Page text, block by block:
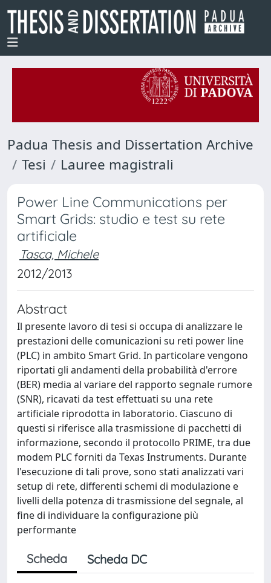
Padua Thesis and Dissertation Archive
Tesi
Lauree magistrali
Power Line Communications per
Smart Grids: studio e test su rete
artificiale
Tasca, Michele
2012/2013
Abstract
Il presente lavoro di tesi si occupa di analizzare le
prestazioni delle comunicazioni su reti power line
(PLC) in ambito Smart Grid. In particolare vengono
riportati gli andamenti della probabilità d'errore
(BER) media al variare del rapporto segnale rumore
(SNR), ricavati da test effettuati su una rete
artificiale riprodotta in laboratorio. Ciascuno di
questi si riferisce alla trasmissione di pacchetti di
informazione, secondo il protocollo PRIME, tra due
modem PLC forniti da Texas Instruments. Durante
l'esecuzione di tali prove, sono stati analizzati vari
setup di rete, differenti schemi di modulazione e
livelli della potenza di trasmissione del segnale, al
fine di individuare la configurazione più
performante
Scheda Scheda DC